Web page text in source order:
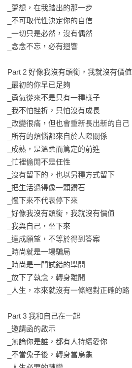
_夢想，在我踏出的那一步
_不可取代性決定你的自信
_一切只是必然，沒有偶然
_念念不忘，必有迴響
Part 2 好像我沒有頭銜，我就沒有價值
_最初的你早已足夠
_勇氣從來不是只有一種樣子
_我不怕挫折，只怕沒有成長
_改變很痛，但也會重新長出新的自己
_所有的煩惱都來自於人際關係
_成熟，是溫柔而篤定的前進
_忙裡偷閒不是任性
_沒有留下的，也以另種方式留下
_把生活過得像一顆鑽石
_慢下來不代表停下來
_好像我沒有頭銜，我就沒有價值
_我與自己，坐下來
_達成願望，不等於得到答案
_時尚就是一場騙局
_時尚是一門試錯的學問
_放下了執念，轉身離開
_人生，本來就沒有一條絕對正確的路
Part 3 我和自己在一起
_邀請函的啟示
_無論你是誰，都有人持續愛你
_不當兔子後，轉身當烏龜